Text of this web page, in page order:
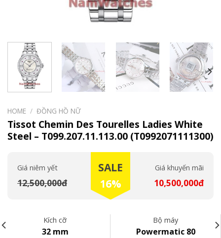
HOME / ĐỒNG HỒ NỮ
Tissot Chemin Des Tourelles Ladies White
Steel – T099.207.11.113.00 (T0992071111300)
Giá niêm yết
12,500,000đ
Giá khuyến mãi
10,500,000đ
SALE
16%
Kích cỡ
32 mm
Bộ máy
Powermatic 80